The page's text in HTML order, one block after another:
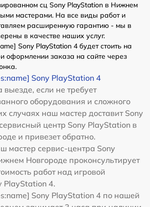
сц Sony PlayStation в Нижнем
мастерами. На все виды работ и
расширенную гарантию - мы в
в качестве наших услуг.
Sony PlayStation 4 будет стоить на
оформлении заказа на сайте через
Sony PlayStation 4
выезде, если не требует
оборудования и сложного
случаях наш мастер доставит Sony
центр Sony PlayStation в
и привезет обратно.
мастер сервис-центра Sony
Новгороде проконсультирует
работ над игровой
PlayStation 4.
Sony PlayStation 4 по нашей